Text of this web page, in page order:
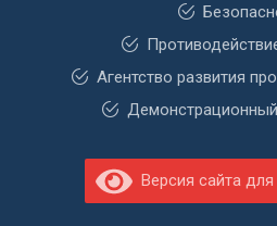
Агентство развития
Версия сайта